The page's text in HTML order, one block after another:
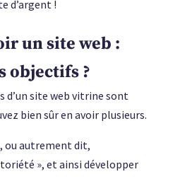
d’argent !
un site web :
objectifs ?
d’un site web vitrine sont
bien sûr en avoir plusieurs.
, ou autrement dit,
», et ainsi développer